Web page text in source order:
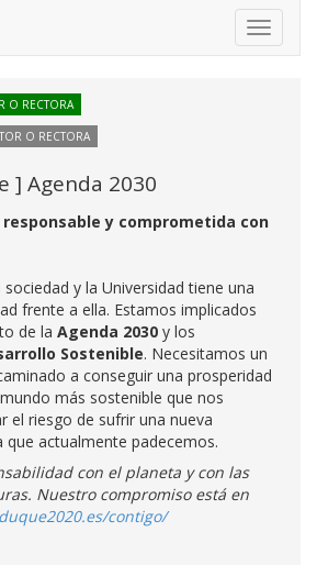
Toggle
O RECTORA
O RECTORA
] Agenda 2030
responsable y comprometida con
y la Universidad tiene una
frente a ella. Estamos implicados
de la Agenda 2030 y los
Sostenible. Necesitamos un
a conseguir una prosperidad
más sostenible que nos
el riesgo de sufrir una nueva
actualmente padecemos.
con el planeta y con las
Nuestro compromiso está en
contigo/